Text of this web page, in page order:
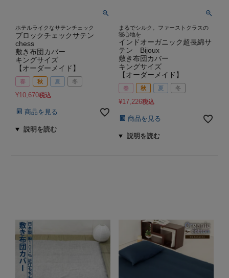
ホテルライクなサテンチェック
ブロックチェックサテン
chess
敷き布団カバー
キングサイズ
【オーダーメイド】
春 秋 夏 冬
¥10,670税込
商品を見る
まるでシルク。ファーストクラスの
寝心地を
インドオーガニック超長綿サ
テン Bijoux
敷き布団カバー
キングサイズ
【オーダーメイド】
春 秋 夏 冬
¥17,226税込
商品を見る